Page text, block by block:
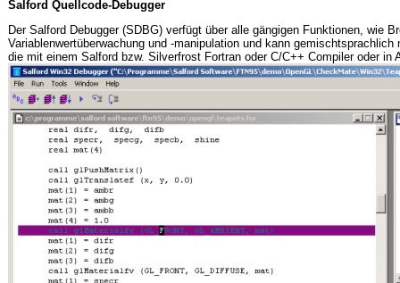
Salford Quellcode-Debugger
Der Salford Debugger (SDBG) verfügt über alle gängigen Funktionen, wie
Variablenwertüberwachung und -manipulation und kann
die mit einem Salford bzw. Silverfrost Fortran oder C/C++ Compiler oder in